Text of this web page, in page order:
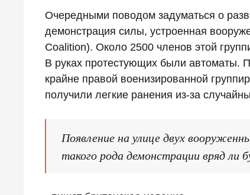
Очередными поводом задуматься о
демонстрация силы, устроенная
Coalition). Около 2500 членов этой
В руках протестующих были автоматы.
крайне правой военизированной
получили легкие ранения из-за
Появление на улице двух
такого рода демонстрации вряд ли